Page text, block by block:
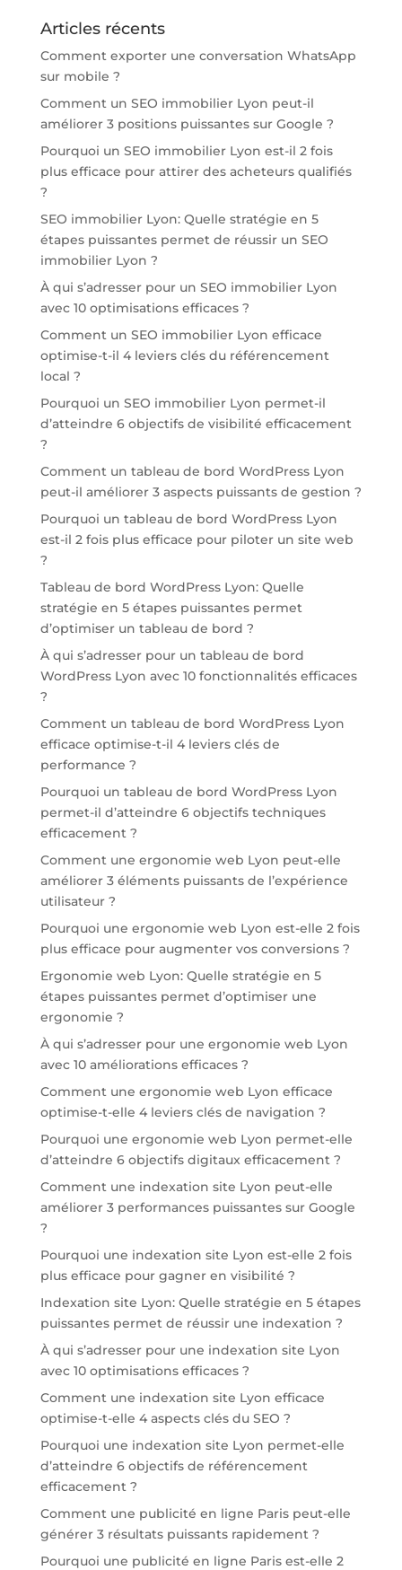
Articles récents
Comment exporter une conversation WhatsApp
sur mobile ?
Comment un SEO immobilier Lyon peut-il
améliorer 3 positions puissantes sur Google ?
Pourquoi un SEO immobilier Lyon est-il 2 fois
plus efficace pour attirer des acheteurs qualifiés
?
SEO immobilier Lyon: Quelle stratégie en 5
étapes puissantes permet de réussir un SEO
immobilier Lyon ?
À qui s’adresser pour un SEO immobilier Lyon
avec 10 optimisations efficaces ?
Comment un SEO immobilier Lyon efficace
optimise-t-il 4 leviers clés du référencement
local ?
Pourquoi un SEO immobilier Lyon permet-il
d’atteindre 6 objectifs de visibilité efficacement
?
Comment un tableau de bord WordPress Lyon
peut-il améliorer 3 aspects puissants de gestion ?
Pourquoi un tableau de bord WordPress Lyon
est-il 2 fois plus efficace pour piloter un site web
?
Tableau de bord WordPress Lyon: Quelle
stratégie en 5 étapes puissantes permet
d’optimiser un tableau de bord ?
À qui s’adresser pour un tableau de bord
WordPress Lyon avec 10 fonctionnalités efficaces
?
Comment un tableau de bord WordPress Lyon
efficace optimise-t-il 4 leviers clés de
performance ?
Pourquoi un tableau de bord WordPress Lyon
permet-il d’atteindre 6 objectifs techniques
efficacement ?
Comment une ergonomie web Lyon peut-elle
améliorer 3 éléments puissants de l’expérience
utilisateur ?
Pourquoi une ergonomie web Lyon est-elle 2 fois
plus efficace pour augmenter vos conversions ?
Ergonomie web Lyon: Quelle stratégie en 5
étapes puissantes permet d’optimiser une
ergonomie ?
À qui s’adresser pour une ergonomie web Lyon
avec 10 améliorations efficaces ?
Comment une ergonomie web Lyon efficace
optimise-t-elle 4 leviers clés de navigation ?
Pourquoi une ergonomie web Lyon permet-elle
d’atteindre 6 objectifs digitaux efficacement ?
Comment une indexation site Lyon peut-elle
améliorer 3 performances puissantes sur Google
?
Pourquoi une indexation site Lyon est-elle 2 fois
plus efficace pour gagner en visibilité ?
Indexation site Lyon: Quelle stratégie en 5 étapes
puissantes permet de réussir une indexation ?
À qui s’adresser pour une indexation site Lyon
avec 10 optimisations efficaces ?
Comment une indexation site Lyon efficace
optimise-t-elle 4 aspects clés du SEO ?
Pourquoi une indexation site Lyon permet-elle
d’atteindre 6 objectifs de référencement
efficacement ?
Comment une publicité en ligne Paris peut-elle
générer 3 résultats puissants rapidement ?
Pourquoi une publicité en ligne Paris est-elle 2